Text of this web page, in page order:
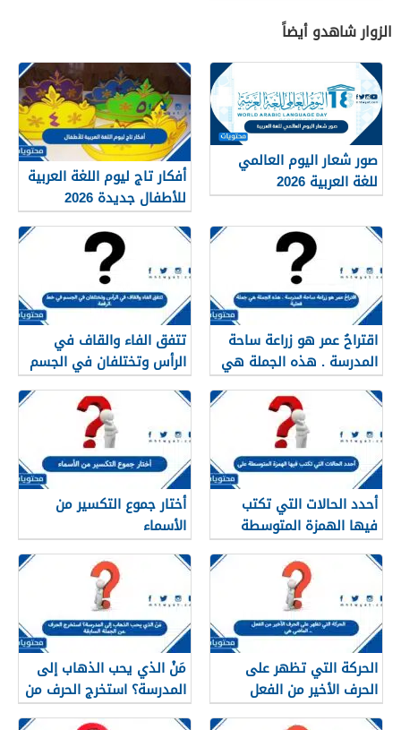
الزوار شاهدو أيضاً
صور شعار اليوم العالمي
للغة العربية 2026
أفكار تاج ليوم اللغة العربية
للأطفال جديدة 2026
اقتراحُ عمر هو زراعة ساحة
المدرسة . هذه الجملة هي
جملة فعلية
تتفق الفاء والقاف في
الرأس وتختلفان في الجسم
في خط الرقعة.
أحدد الحالات التي تكتب
فيها الهمزة المتوسطة
على
أختار جموع التكسير من
الأسماء
الحركة التي تظهر على
الحرف الأخير من الفعل
الماضي هي ..
مَنْ الذي يحب الذهاب إلى
المدرسة؟ استخرج الحرف من
الجملة السابقة.